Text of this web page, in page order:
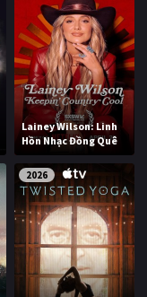
Lainey Wilson: Linh
Hồn Nhạc Đồng Quê
2026